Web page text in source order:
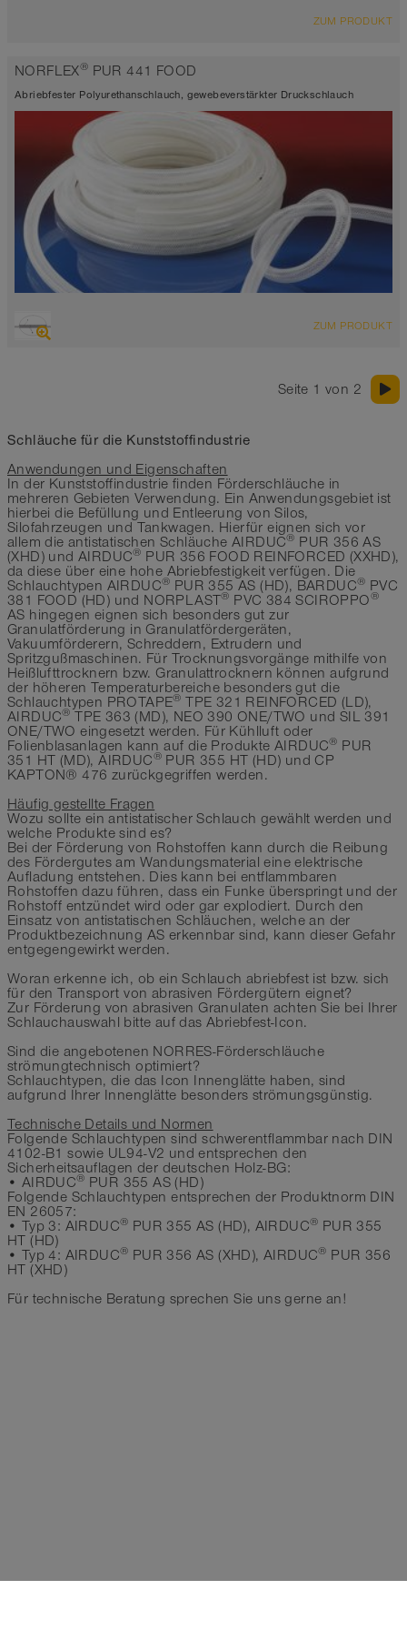
-20°C bis 100°C
ZUM PRODUKT
NORFLEX® PUR 441 FOOD
Abriebfester Polyurethanschlauch, gewebeverstärkter Druckschlauch
Lebensmittelschlauch und Pharmaschlauch
ZUM PRODUKT
Seite 1 von 2
Schläuche für die Kunststoffindustrie
Anwendungen und Eigenschaften
In der Kunststoffindustrie finden Förderschläuche in
mehreren Gebieten Verwendung. Ein Anwendungsgebiet ist
hierbei die Befüllung und Entleerung von Silos,
Silofahrzeugen und Tankwagen. Hierfür eignen sich vor
allem die antistatischen Schläuche AIRDUC® PUR 356 AS
(XHD) und AIRDUC® PUR 356 FOOD REINFORCED (XXHD),
da diese über eine hohe Abriebfestigkeit verfügen. Die
Schlauchtypen AIRDUC® PUR 355 AS (HD), BARDUC® PVC
381 FOOD (HD) und NORPLAST® PVC 384 SCIROPPO®
AS hingegen eignen sich besonders gut zur
Granulatförderung in Granulatfördergeräten,
Vakuumförderern, Schreddern, Extrudern und
Spritzgußmaschinen. Für Trocknungsvorgänge mithilfe von
Heißlufttrocknern bzw. Granulattrocknern können aufgrund
der höheren Temperaturbereiche besonders gut die
Schlauchtypen PROTAPE® TPE 321 REINFORCED (LD),
AIRDUC® TPE 363 (MD), NEO 390 ONE/TWO und SIL 391
ONE/TWO eingesetzt werden. Für Kühlluft oder
Folienblasanlagen kann auf die Produkte AIRDUC® PUR
351 HT (MD), AIRDUC® PUR 355 HT (HD) und CP
KAPTON® 476 zurückgegriffen werden.
Häufig gestellte Fragen
Wozu sollte ein antistatischer Schlauch gewählt werden und
welche Produkte sind es?
Bei der Förderung von Rohstoffen kann durch die Reibung
des Fördergutes am Wandungsmaterial eine elektrische
Aufladung entstehen. Dies kann bei entflammbaren
Rohstoffen dazu führen, dass ein Funke überspringt und der
Rohstoff entzündet wird oder gar explodiert. Durch den
Einsatz von antistatischen Schläuchen, welche an der
Produktbezeichnung AS erkennbar sind, kann dieser Gefahr
entgegengewirkt werden.
Woran erkenne ich, ob ein Schlauch abriebfest ist bzw. sich
für den Transport von abrasiven Fördergütern eignet?
Zur Förderung von abrasiven Granulaten achten Sie bei Ihrer
Schlauchauswahl bitte auf das Abriebfest-Icon.
Sind die angebotenen NORRES-Förderschläuche
strömungtechnisch optimiert?
Schlauchtypen, die das Icon Innenglätte haben, sind
aufgrund Ihrer Innenglätte besonders strömungsgünstig.
Technische Details und Normen
Folgende Schlauchtypen sind schwerentflammbar nach DIN
4102-B1 sowie UL94-V2 und entsprechen den
Sicherheitsauflagen der deutschen Holz-BG:
• AIRDUC® PUR 355 AS (HD)
Folgende Schlauchtypen entsprechen der Produktnorm DIN
EN 26057:
• Typ 3: AIRDUC® PUR 355 AS (HD), AIRDUC® PUR 355
HT (HD)
• Typ 4: AIRDUC® PUR 356 AS (XHD), AIRDUC® PUR 356
HT (XHD)
Für technische Beratung sprechen Sie uns gerne an!